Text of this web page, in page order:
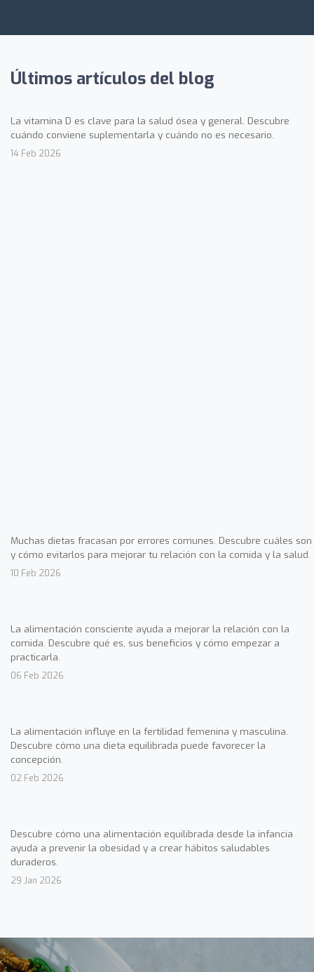
Últimos artículos del blog
La vitamina D es clave para la salud ósea y general. Descubre
cuándo conviene suplementarla y cuándo no es necesario.
14 Feb 2026
Muchas dietas fracasan por errores comunes. Descubre cuáles son
y cómo evitarlos para mejorar tu relación con la comida y la salud.
10 Feb 2026
La alimentación consciente ayuda a mejorar la relación con la
comida. Descubre qué es, sus beneficios y cómo empezar a
practicarla.
06 Feb 2026
La alimentación influye en la fertilidad femenina y masculina.
Descubre cómo una dieta equilibrada puede favorecer la
concepción.
02 Feb 2026
Descubre cómo una alimentación equilibrada desde la infancia
ayuda a prevenir la obesidad y a crear hábitos saludables
duraderos.
29 Jan 2026